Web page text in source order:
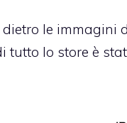
le immagini
lo store è